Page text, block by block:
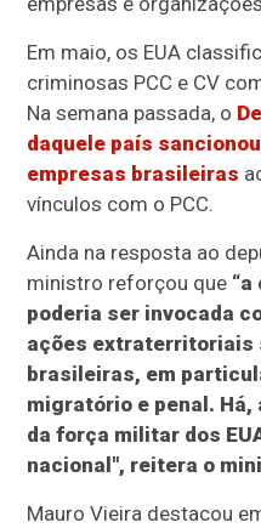
Em maio, os EUA
criminosas PCC e CV
Na semana passada, o
daquele país
empresas brasileiras
vínculos com o PCC.
Ainda na resposta ao
ministro reforçou que
poderia ser invocada
ações extraterritoriais
brasileiras, em
migratório e penal.
da força militar dos
nacional", reitera o
Mauro Vieira destacou